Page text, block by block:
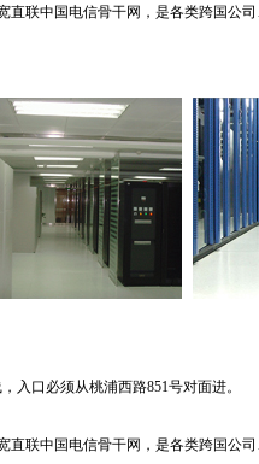
直联中国电信骨干网，是各类跨国公
入口必须从桃浦西路851号对面进。
直联中国电信骨干网，是各类跨国公